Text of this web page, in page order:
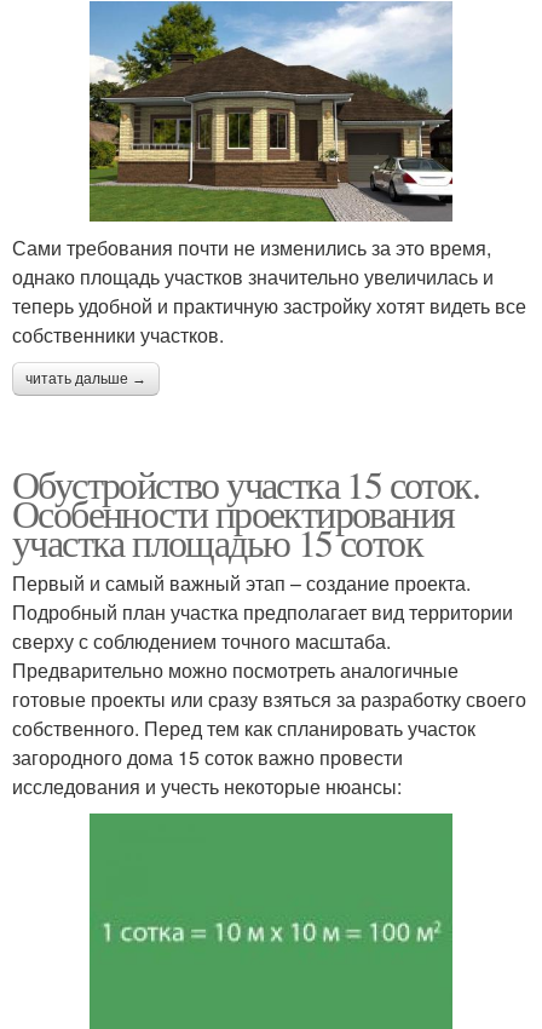
Сами требования почти не изменились за это время,
однако площадь участков значительно увеличилась и
теперь удобной и практичную застройку хотят видеть все
собственники участков.
читать дальше →
Обустройство участка 15 соток.
Особенности проектирования
участка площадью 15 соток
Первый и самый важный этап – создание проекта.
Подробный план участка предполагает вид территории
сверху с соблюдением точного масштаба.
Предварительно можно посмотреть аналогичные
готовые проекты или сразу взяться за разработку своего
собственного. Перед тем как спланировать участок
загородного дома 15 соток важно провести
исследования и учесть некоторые нюансы: